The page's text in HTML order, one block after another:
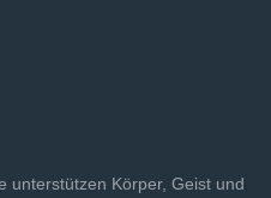
unterstützen Körper, Geist und